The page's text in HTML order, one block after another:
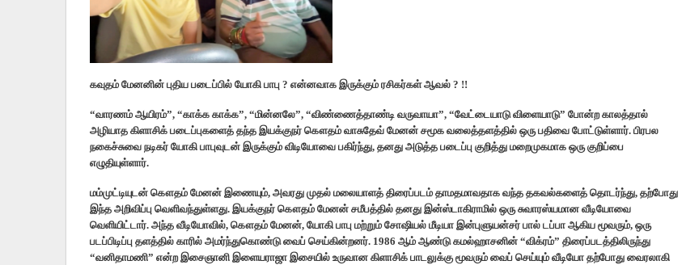
கவுதம் மேனனின் புதிய படைப்பில் யோகி பாபு ? என்னவாக இருக்கும் ரசிகர்கள் ஆவல் ? !!
“வாரணம் ஆயிரம்”, “காக்க காக்க”, “மின்னலே”, “விண்ணைத்தாண்டி வருவாயா”, “வேட்டையாடு விளையாடு” போன்ற காலத்தால்
அழியாத கிளாசிக் படைப்புகளைத் தந்த இயக்குநர் கௌதம் வாசுதேவ் மேனன் சமூக வலைத்தளத்தில் ஒரு பதிவை போட்டுள்ளார். பிரபல
நகைச்சுவை நடிகர் யோகி பாபுவுடன் இருக்கும் விடியோவை பகிர்ந்து, தனது அடுத்த படைப்பு குறித்து மறைமுகமாக ஒரு குறிப்பை
எழுதியுள்ளார்.
மம்முட்டியுடன் கௌதம் மேனன் இணையும், அவரது முதல் மலையாளத் திரைப்படம் தாமதமாவதாக வந்த தகவல்களைத் தொடர்ந்து, தற்போது
இந்த அறிவிப்பு வெளிவந்துள்ளது. இயக்குநர் கௌதம் மேனன் சமீபத்தில் தனது இன்ஸ்டாகிராமில் ஒரு சுவாரஸ்யமான வீடியோவை
வெளியிட்டார். அந்த வீடியோவில், கௌதம் மேனன், யோகி பாபு மற்றும் சோஷியல் மீடியா இன்புளுயன்சர் பால் டப்பா ஆகிய மூவரும், ஒரு
படப்பிடிப்பு தளத்தில் காரில் அமர்ந்துகொண்டு வைப் செய்கின்றனர். 1986 ஆம் ஆண்டு கமல்ஹாசனின் “விக்ரம்” திரைப்படத்திலிருந்து
“வனிதாமணி” என்ற இசைஞானி இளையராஜா இசையில் உருவான கிளாசிக் பாடலுக்கு மூவரும் வைப் செய்யும் வீடியோ தற்போது வைரலாகி